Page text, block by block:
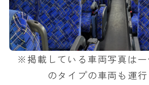
※掲載している車両写真は
のタイプの車両も運行